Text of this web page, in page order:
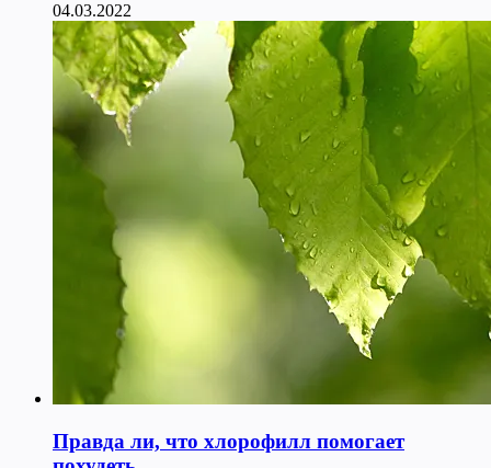
04.03.2022
Правда ли, что хлорофилл помогает